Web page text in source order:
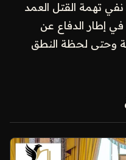
تهمة القتل العمد
إطار الدفاع عن
وحتى لحظة النطق